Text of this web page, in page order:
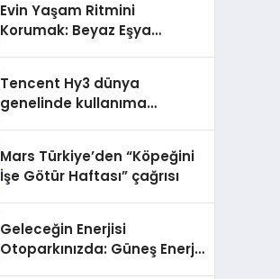
Evin Yaşam Ritmini
Korumak: Beyaz Eşya
Tencent Hy3 dünya
genelinde kullanıma
Mars Türkiye’den “Köpeğini
İşe Götür Haftası” çağrısı
Geleceğin Enerjisi
Otoparkınızda: Güneş Enerjili